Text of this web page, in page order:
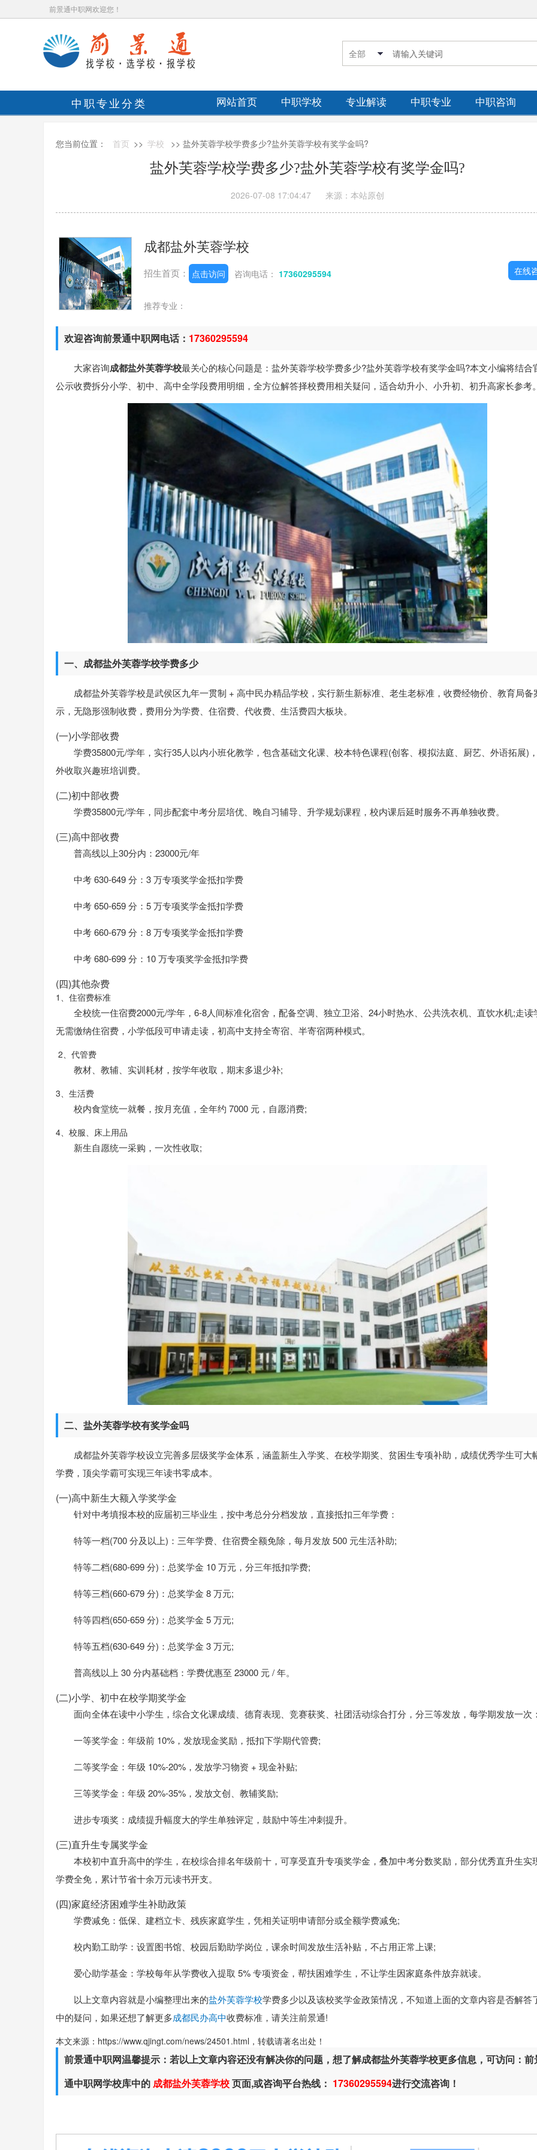
前景通中职网欢迎您！
中职专业分类 网站首页 中职学校 专业解读 中职专业 中职咨询
您当前位置： 首页 >> 学校 >> 盐外芙蓉学校学费多少?盐外芙蓉学校有奖学金吗?
盐外芙蓉学校学费多少?盐外芙蓉学校有奖学金吗?
2026-07-08 17:04:47 来源：本站原创
成都盐外芙蓉学校
招生首页： 点击访问 咨询电话： 17360295594
推荐专业：
在线
欢迎咨询前景通中职网电话： 17360295594
大家咨询成都盐外芙蓉学校最关心的核心问题是：盐外芙蓉学校学费多少?盐外芙蓉学校有奖学金吗?本文小编将结合
公示收费拆分小学、初中、高中全学段费用明细，全方位解答择校费用相关疑问，适合幼升小、小升初、初升高家长参考
一、成都盐外芙蓉学校学费多少
成都盐外芙蓉学校是武侯区九年一贯制 + 高中民办精品学校，实行新生新标准、老生老标准，收费经物价、教育局备
示，无隐形强制收费，费用分为学费、住宿费、代收费、生活费四大板块。
(一)小学部收费
学费35800元/学年，实行35人以内小班化教学，包含基础文化课、校本特色课程(创客、模拟法庭、厨艺、外语拓展)
外收取兴趣班培训费。
(二)初中部收费
学费35800元/学年，同步配套中考分层培优、晚自习辅导、升学规划课程，校内课后延时服务不再单独收费。
(三)高中部收费
普高线以上30分内：23000元/年
中考 630-649 分：3 万专项奖学金抵扣学费
中考 650-659 分：5 万专项奖学金抵扣学费
中考 660-679 分：8 万专项奖学金抵扣学费
中考 680-699 分：10 万专项奖学金抵扣学费
(四)其他杂费
1、住宿费标准
全校统一住宿费2000元/学年，6-8人间标准化宿舍，配备空调、独立卫浴、24小时热水、公共洗衣机、直饮水机;走读
无需缴纳住宿费，小学低段可申请走读，初高中支持全寄宿、半寄宿两种模式。
2、代管费
教材、教辅、实训耗材，按学年收取，期末多退少补;
3、生活费
校内食堂统一就餐，按月充值，全年约 7000 元，自愿消费;
4、校服、床上用品
新生自愿统一采购，一次性收取;
二、盐外芙蓉学校有奖学金吗
成都盐外芙蓉学校设立完善多层级奖学金体系，涵盖新生入学奖、在校学期奖、贫困生专项补助，成绩优秀学生可大
学费，顶尖学霸可实现三年读书零成本。
(一)高中新生大额入学奖学金
针对中考填报本校的应届初三毕业生，按中考总分分档发放，直接抵扣三年学费：
特等一档(700 分及以上)：三年学费、住宿费全额免除，每月发放 500 元生活补助;
特等二档(680-699 分)：总奖学金 10 万元，分三年抵扣学费;
特等三档(660-679 分)：总奖学金 8 万元;
特等四档(650-659 分)：总奖学金 5 万元;
特等五档(630-649 分)：总奖学金 3 万元;
普高线以上 30 分内基础档：学费优惠至 23000 元 / 年。
(二)小学、初中在校学期奖学金
面向全体在读中小学生，综合文化课成绩、德育表现、竞赛获奖、社团活动综合打分，分三等发放，每学期发放一次
一等奖学金：年级前 10%，发放现金奖励，抵扣下学期代管费;
二等奖学金：年级 10%-20%，发放学习物资 + 现金补贴;
三等奖学金：年级 20%-35%，发放文创、教辅奖励;
进步专项奖：成绩提升幅度大的学生单独评定，鼓励中等生冲刺提升。
(三)直升生专属奖学金
本校初中直升高中的学生，在校综合排名年级前十，可享受直升专项奖学金，叠加中考分数奖励，部分优秀直升生实
学费全免，累计节省十余万元读书开支。
(四)家庭经济困难学生补助政策
学费减免：低保、建档立卡、残疾家庭学生，凭相关证明申请部分或全额学费减免;
校内勤工助学：设置图书馆、校园后勤助学岗位，课余时间发放生活补贴，不占用正常上课;
爱心助学基金：学校每年从学费收入提取 5% 专项资金，帮扶困难学生，不让学生因家庭条件放弃就读。
以上文章内容就是小编整理出来的盐外芙蓉学校学费多少以及该校奖学金政策情况，不知道上面的文章内容是否解答
中的疑问，如果还想了解更多成都民办高中收费标准，请关注前景通!
本文来源：https://www.qjingt.com/news/24501.html，转载请著名出处！
前景通中职网温馨提示：若以上文章内容还没有解决你的问题，想了解成都盐外芙蓉学校更多信息，可访问：前
通中职网学校库中的成都盐外芙蓉学校页面,或咨询平台热线： 17360295594进行交流咨询！